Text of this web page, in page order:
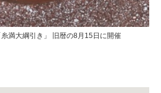
満大綱引き」 旧暦の8月15日に開催